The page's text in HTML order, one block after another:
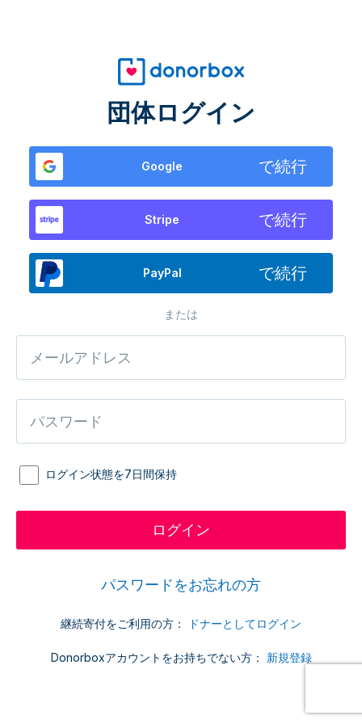
団体ログイン
Google で続行
Stripe で続行
PayPal で続行
または
ログイン状態を7日間保持
パスワードをお忘れの方
継続寄付をご利用の方： ドナーとしてログイン
Donorboxアカウントをお持ちでない方： 新規登録